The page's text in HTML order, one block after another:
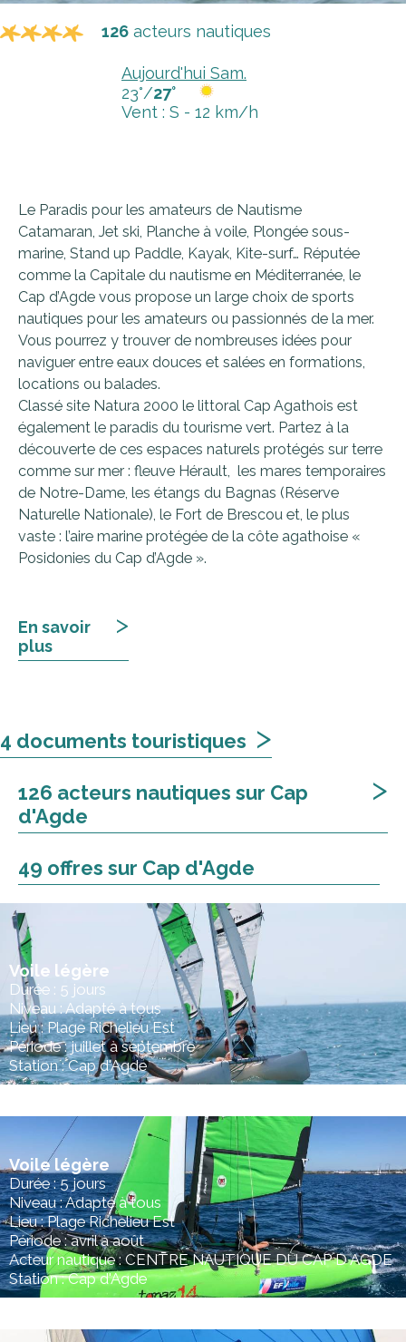
126 acteurs nautiques
Aujourd'hui Sam.
23°/27°
Vent : S - 12 km/h
Le Paradis pour les amateurs de Nautisme
Catamaran, Jet ski, Planche à voile, Plongée sous-
marine, Stand up Paddle, Kayak, Kite-surf… Réputée
comme la Capitale du nautisme en Méditerranée, le
Cap d’Agde vous propose un large choix de sports
nautiques pour les amateurs ou passionnés de la mer.
Vous pourrez y trouver de nombreuses idées pour
naviguer entre eaux douces et salées en formations,
locations ou balades.
Classé site Natura 2000 le littoral Cap Agathois est
également le paradis du tourisme vert. Partez à la
découverte de ces espaces naturels protégés sur terre
comme sur mer : fleuve Hérault, les mares temporaires
de Notre-Dame, les étangs du Bagnas (Réserve
Naturelle Nationale), le Fort de Brescou et, le plus
vaste : l’aire marine protégée de la côte agathoise «
Posidonies du Cap d’Agde ».
>
En savoir
plus
>
4 documents touristiques
>
126 acteurs nautiques sur Cap
d'Agde
49 offres sur Cap d'Agde
Voile légère
Durée : 5 jours
Niveau : Adapté à tous
Lieu : Plage Richelieu Est
Période : juillet à septembre
Station : Cap d'Agde
Voile légère
Durée : 5 jours
Niveau : Adapté à tous
Lieu : Plage Richelieu Est
Période : avril à août
Acteur nautique : CENTRE NAUTIQUE DU CAP D AGDE
Station : Cap d'Agde